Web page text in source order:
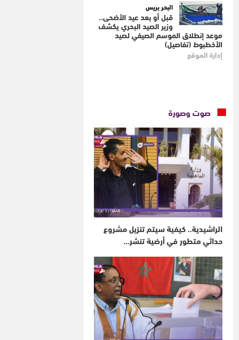
البحر بريس
قبل أو بعد عيد الأضحى..
وزير الصيد البحري يكشف
موعد إنطلاق الموسم الصيفي لصيد
الأخطبوط (تفاصيل)
إدارة الموقع
صوت وصورة
الراشيدية.. كيفية سيتم تنزيل مشروع
حداثي متطور في أرضية تنشر…